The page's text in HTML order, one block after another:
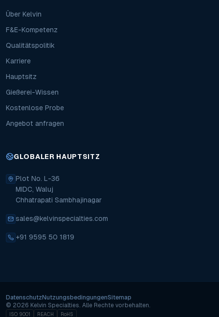
Über Kelvin
F&E-Kompetenz
Qualitätspolitik
Karriere
Hauptsitz
Gießerei-Wissen
Kostenlose Probe
Angebot anfragen
GLOBALER HAUPTSITZ
Plot No. L-36
MIDC, Waluj
Chhatrapati Sambhajinagar
sales@kelvinspecialties.com
+91 9595 50 1819
Copyright
© 2026 Kelvin Specialties. Alle Rechte vorbehalten.
ISO 9001 REACH RoHS
Datenschutz NutzungsbedingungenSitemap